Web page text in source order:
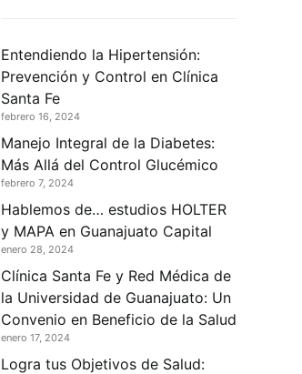
Entendiendo la Hipertensión:
Prevención y Control en Clínica
Santa Fe
febrero 16, 2024
Manejo Integral de la Diabetes:
Más Allá del Control Glucémico
febrero 7, 2024
Hablemos de… estudios HOLTER
y MAPA en Guanajuato Capital
enero 28, 2024
Clínica Santa Fe y Red Médica de
la Universidad de Guanajuato: Un
Convenio en Beneficio de la Salud
enero 17, 2024
Logra tus Objetivos de Salud: